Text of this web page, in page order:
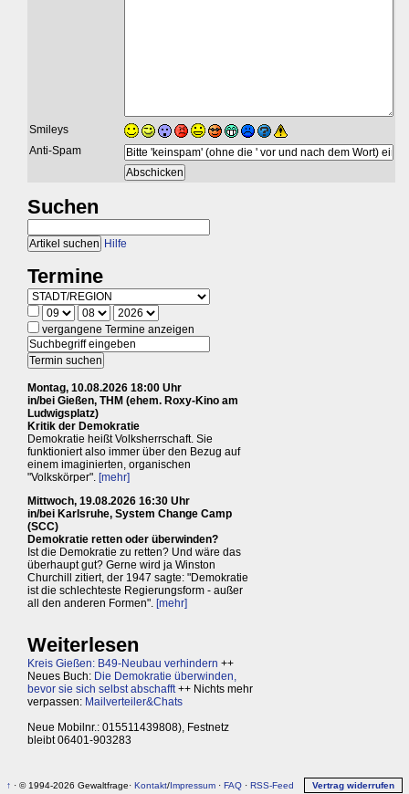
Smileys
Anti-Spam
Suchen
Hilfe
Termine
vergangene Termine anzeigen
Montag, 10.08.2026 18:00 Uhr
in/bei Gießen, THM (ehem. Roxy-Kino am
Ludwigsplatz)
Kritik der Demokratie
Demokratie heißt Volksherrschaft. Sie
funktioniert also immer über den Bezug auf
einem imaginierten, organischen
"Volkskörper". [mehr]
Mittwoch, 19.08.2026 16:30 Uhr
in/bei Karlsruhe, System Change Camp
(SCC)
Demokratie retten oder überwinden?
Ist die Demokratie zu retten? Und wäre das
überhaupt gut? Gerne wird ja Winston
Churchill zitiert, der 1947 sagte: "Demokratie
ist die schlechteste Regierungsform - außer
all den anderen Formen". [mehr]
Weiterlesen
Kreis Gießen: B49-Neubau verhindern ++
Neues Buch: Die Demokratie überwinden,
bevor sie sich selbst abschafft++ Nichts mehr
verpassen: Mailverteiler&Chats
Neue Mobilnr.: 015511439808), Festnetz
bleibt 06401-903283
↑ · © 1994-2026 Gewaltfrage· Kontakt/ Impressum · FAQ · RSS-Feed Vertrag widerrufen